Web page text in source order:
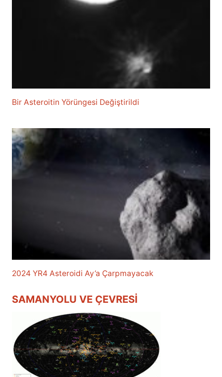
Bir Asteroitin Yörüngesi Değiştirildi
2024 YR4 Asteroidi Ay’a Çarpmayacak
SAMANYOLU VE ÇEVRESI